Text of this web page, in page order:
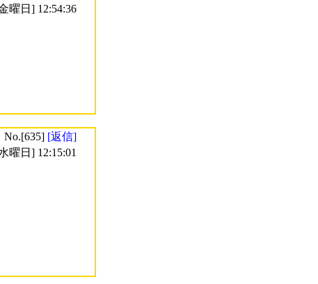
曜日] 12:54:36
No.[635] [返信]
曜日] 12:15:01